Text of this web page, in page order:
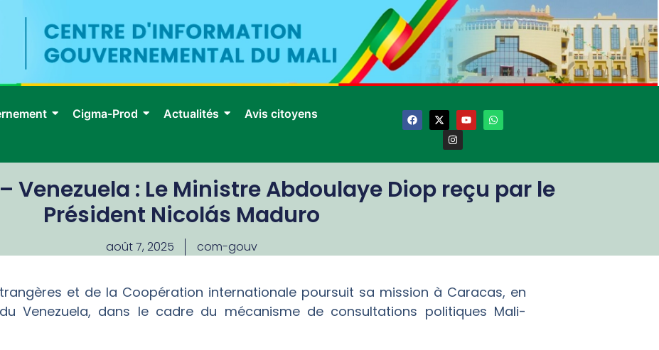
Cigma-Prod Actualités Avis citoyens
Venezuela : Le Ministre Abdoulaye Diop reçu par le
Président Nicolás Maduro
août 7, 2025 com-gouv
et de la Coopération internationale poursuit sa mission à Caracas, en
Venezuela, dans le cadre du mécanisme de consultations politiques Mali-